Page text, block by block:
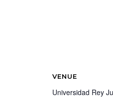
VENUE
Universidad Rey